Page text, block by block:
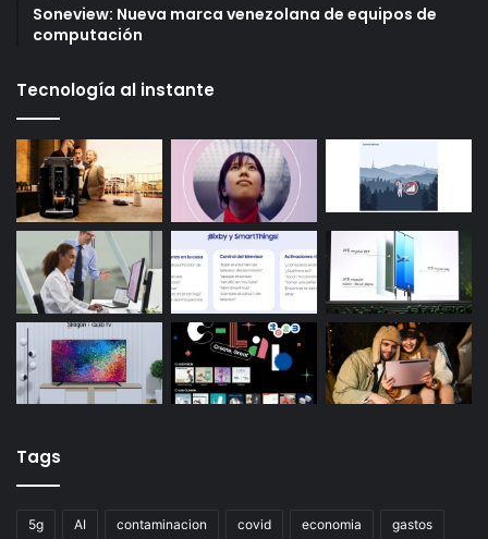
Soneview: Nueva marca venezolana de equipos de
computación
Tecnología al instante
Tags
5g AI contaminacion covid economia gastos